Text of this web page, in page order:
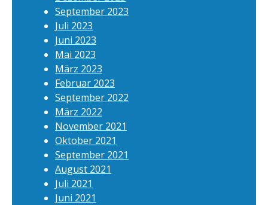
September 2023
Juli 2023
Juni 2023
Mai 2023
März 2023
Februar 2023
September 2022
März 2022
November 2021
Oktober 2021
September 2021
August 2021
Juli 2021
Juni 2021